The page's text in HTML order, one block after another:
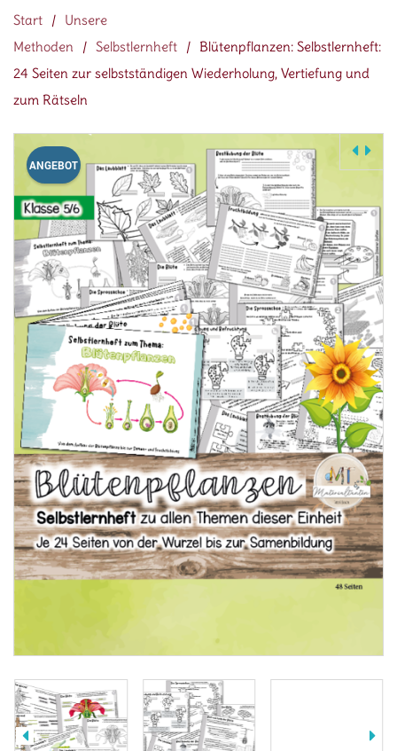
Start / Unsere
Methoden
/ Selbstlernheft / Blütenpflanzen: Selbstlernheft:
24 Seiten zur selbstständigen Wiederholung, Vertiefung und
zum Rätseln
ANGEBOT